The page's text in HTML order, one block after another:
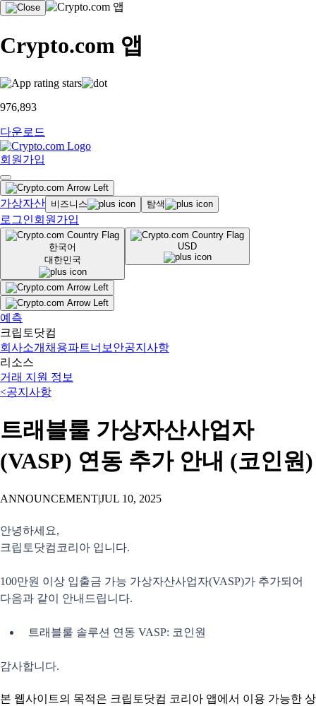
Crypto.com 앱
976,893
다운로드
회원가입
가상자산 비즈니스 탐색
로그인회원가입
한국어
대한민국
USD
예측
크립토닷컴
회사소개 채용파트너 보안공지사항
리소스
거래 지원 정보
<공지사항
트래블룰 가상자산사업자
(VASP) 연동 추가 안내 (코인원)
ANNOUNCEMENT|JUL 10, 2025
안녕하세요,
크립토닷컴코리아 입니다.
100만원 이상 입출금 가능 가상자산사업자(VASP)가 추가되어
다음과 같이 안내드립니다.
트래블룰 솔루션 연동 VASP: 코인원
감사합니다.
본 웹사이트의 목적은 크립토닷컴 코리아 앱에서 이용 가능한 상